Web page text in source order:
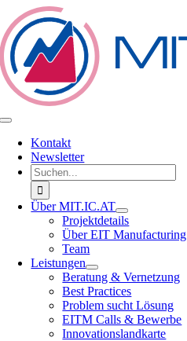
Zum
Inhalt
springen
Toggle
NavigationKontakt
Newsletter
Suche
nach:
Über MIT.IC.AT
Projektdetails
Über EIT Manufacturing
Team
Leistungen
Beratung & Vernetzung
Best Practices
Problem sucht Lösung
EITM Calls & Bewerbe
Innovationslandkarte